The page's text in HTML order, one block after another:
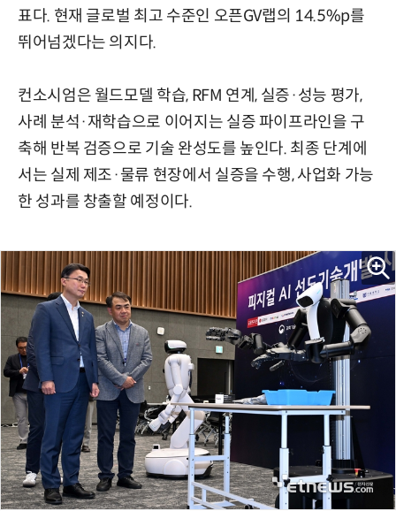
표다. 현재 글로벌 최고 수준인 오픈GV랩의 14.5%p를
뛰어넘겠다는 의지다.
컨소시엄은 월드모델 학습, RFM 연계, 실증·성능 평가,
사례 분석·재학습으로 이어지는 실증 파이프라인을 구
축해 반복 검증으로 기술 완성도를 높인다. 최종 단계에
서는 실제 제조·물류 현장에서 실증을 수행, 사업화 가능
한 성과를 창출할 예정이다.